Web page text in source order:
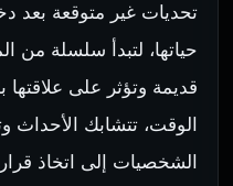
تحديات غير متوقعة بعد
حياتها، لتبدأ سلسلة من
قديمة وتؤثر على علاقتها
الوقت، تتشابك الأحداث
الشخصيات إلى اتخاذ